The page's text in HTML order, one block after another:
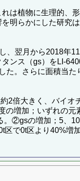
は植物に生理的、形
明らかにした研究
、翌月から2018年
ンス（gs）をLI-
。さらに面積当た
2倍大きく、バイオ
増加；いずれの元
。②gsの増加；5、
で0t区より40%増